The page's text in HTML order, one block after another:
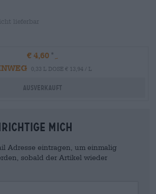
lieferbar
€ 4,60
0,33 L DOSE € 13,94 / L
Ausverkauft
mich
Adresse eintragen, um einmalig
sobald der Artikel wieder